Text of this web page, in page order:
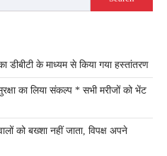
डीबीटी के माध्यम से किया गया हस्तांतरण
का लिया संकल्प * सभी मरीजों को भेंट
को बख्शा नहीं जाता, विपक्ष अपने